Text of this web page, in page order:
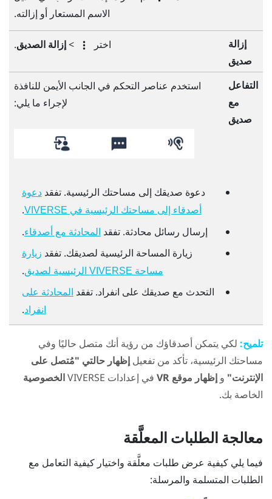
الاسم المستعار أو إزالته.
إزالة
صديق
اختر >إزالة الصديق.
التفاعل
مع
صديق
استخدم عناصر التحكم في الجانب الأيمن للنافذة
لإجراء ما يلي:
دعوة صديقك إلى مساحتك الرئيسية. تفقددعوة
أصدقاء إلى مساحتك الرئيسية في VIVERSE
.
إرسال رسائل محادثة. تفقد المحادثة مع أصدقاء.
زيارة المساحة الرئيسية لصديقك. تفقد زيارة
مساحة VIVERSE الرئيسية لصديق.
التحدث مع صديقك على انفراد. تفقد المحادثة على
انفراد.
تلميح: لكي يتمكن أصدقاؤك من رؤية أنك متصل حاليًا وفي
مساحتك الرئيسية، تأكد من تفعيل إظهار حالتي "مُتصل على
الإنترنت" و إظهار موقع VR في إعدادات VIVERSEالخصوصية
الخاصة بك.
معالجة الطلبات المعلَّقة
فيما يلي كيفية عرض طلبات معلَّقة واختيار كيفية التعامل مع
الطلبات المتسلمة والمرسلة: